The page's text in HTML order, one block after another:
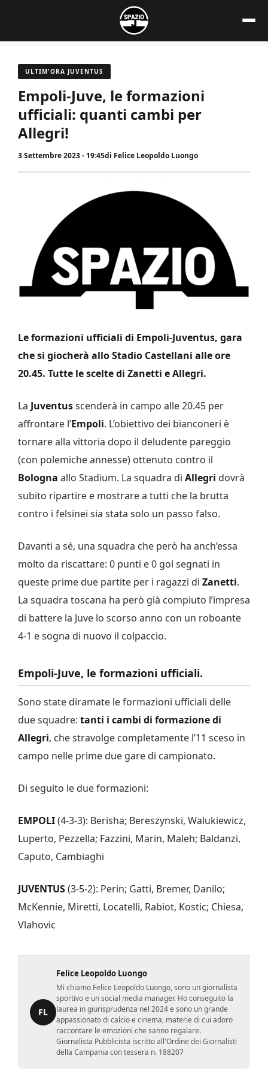
contenuto
ULTIM'ORA JUVENTUS
Empoli-Juve, le formazioni
ufficiali: quanti cambi per
Allegri!
3 Settembre 2023 - 19:45di Felice Leopoldo Luongo
Le formazioni ufficiali di Empoli-Juventus, gara
che si giocherà allo Stadio Castellani alle ore
20.45. Tutte le scelte di Zanetti e Allegri.
La Juventusscenderà in campo alle 20.45 per
affrontare l’Empoli. L’obiettivo dei bianconeri è
tornare alla vittoria dopo il deludente pareggio
(con polemiche annesse) ottenuto contro il
Bologna allo Stadium. La squadra di Allegri dovrà
subito ripartire e mostrare a tutti che la brutta
contro i felsinei sia stata solo un passo falso.
Davanti a sé, una squadra che però ha anch’essa
molto da riscattare: 0 punti e 0 gol segnati in
queste prime due partite per i ragazzi di Zanetti.
La squadra toscana ha però già compiuto l’impresa
di battere la Juve lo scorso anno con un roboante
4-1 e sogna di nuovo il colpaccio.
Empoli-Juve, le formazioni ufficiali.
Sono state diramate le formazioni ufficiali delle
due squadre: tanti i cambi di formazione di
Allegri, che stravolge completamente l’11 sceso in
campo nelle prime due gare di campionato.
Di seguito le due formazioni:
EMPOLI(4-3-3): Berisha; Bereszynski, Walukiewicz,
Luperto, Pezzella; Fazzini, Marin, Maleh; Baldanzi,
Caputo, Cambiaghi
JUVENTUS(3-5-2): Perin; Gatti, Bremer, Danilo;
McKennie, Miretti, Locatelli, Rabiot, Kostic; Chiesa,
Vlahovic
FL
Felice Leopoldo Luongo
Mi chiamo Felice Leopoldo Luongo, sono un giornalista
sportivo e un social media manager. Ho conseguito la
laurea in giurisprudenza nel 2024 e sono un grande
appassionato di calcio e cinema, materie di cui adoro
raccontare le emozioni che sanno regalare.
Giornalista Pubblicista iscritto all'Ordine dei Giornalisti
della Campania con tessera n. 188207